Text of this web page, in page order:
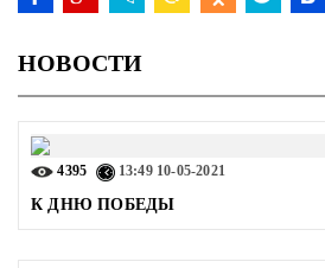
НОВОСТИ
4395 13:49 10-05-2021
К ДНЮ ПОБЕДЫ